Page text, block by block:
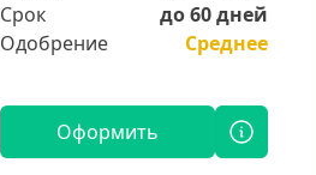
Срок
до 60 дней
Одобрение
Среднее
Оформить